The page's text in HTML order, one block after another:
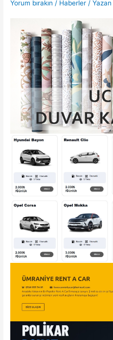
Yorum bırakın / Haberler / Yazan